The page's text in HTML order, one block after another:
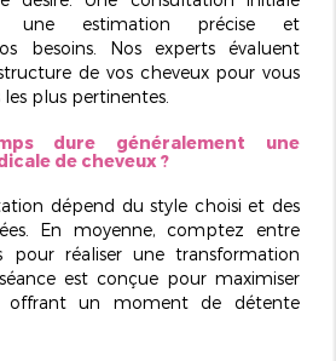
une estimation précise et
besoins. Nos experts évaluent
de vos cheveux pour vous
plus pertinentes.
dure généralement une
de cheveux ?
dépend du style choisi et des
En moyenne, comptez entre
pour réaliser une transformation
est conçue pour maximiser
offrant un moment de détente